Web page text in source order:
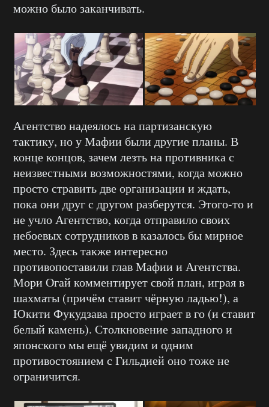
можно было заканчивать.
Агентство надеялось на партизанскую
тактику, но у Мафии были другие планы. В
конце концов, зачем лезть на противника с
неизвестными возможностями, когда можно
просто стравить две организации и ждать,
пока они друг с другом разберутся. Этого-то и
не учло Агентство, когда отправило своих
небоевых сотрудников в казалось бы мирное
место. Здесь также интересно
противопоставили глав Мафии и Агентства.
Мори Огай комментирует свой план, играя в
шахматы (причём ставит чёрную ладью!), а
Юкити Фукудзава просто играет в го (и ставит
белый камень). Столкновение западного и
японского мы ещё увидим и одним
противостоянием с Гильдией оно тоже не
ограничится.